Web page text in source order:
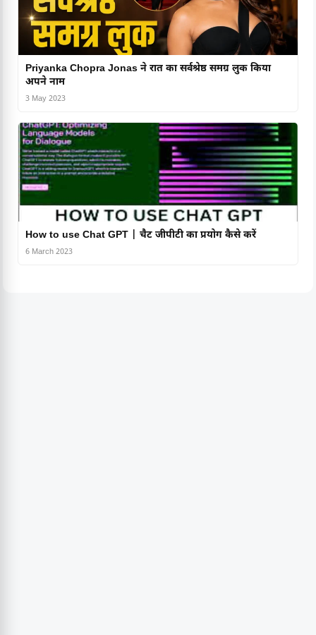
Priyanka Chopra Jonas ने रात का सर्वश्रेष्ठ समग्र लुक किया
अपने नाम
3 May 2023
How to use Chat GPT | चैट जीपीटी का प्रयोग कैसे करें
6 March 2023